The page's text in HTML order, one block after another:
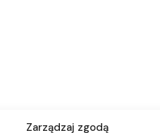
Zarządzaj zgodą